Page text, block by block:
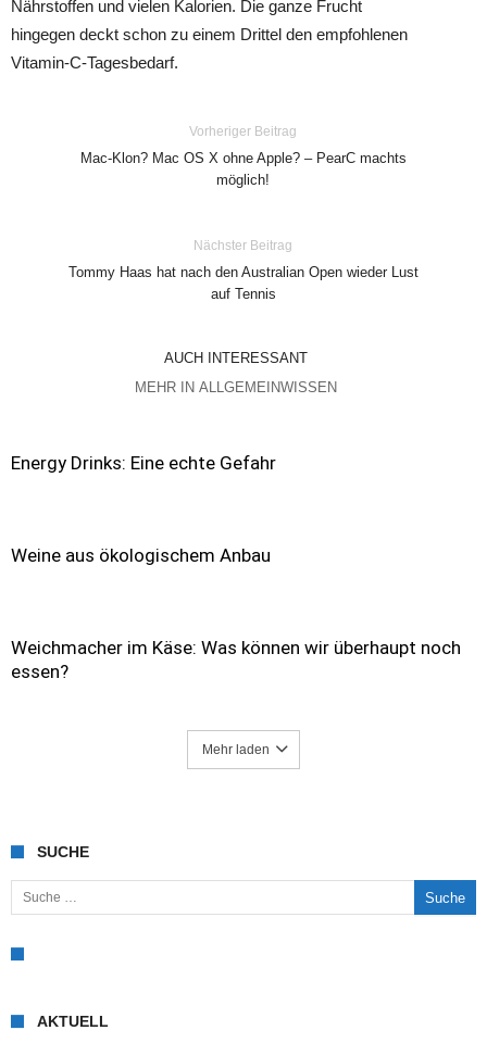
Nährstoffen und vielen Kalorien. Die ganze Frucht
hingegen deckt schon zu einem Drittel den empfohlenen
Vitamin-C-Tagesbedarf.
Vorheriger Beitrag
Mac-Klon? Mac OS X ohne Apple? – PearC machts
möglich!
Nächster Beitrag
Tommy Haas hat nach den Australian Open wieder Lust
auf Tennis
AUCH INTERESSANT
MEHR IN ALLGEMEINWISSEN
Energy Drinks: Eine echte Gefahr
Weine aus ökologischem Anbau
Weichmacher im Käse: Was können wir überhaupt noch
essen?
Mehr laden
SUCHE
Suche nach:
AKTUELL